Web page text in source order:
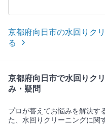
京都府向日市の水回りク
る
京都府向日市で水回りク
み・疑問
プロが答えてお悩みを解決す
た、水回りクリーニングに関